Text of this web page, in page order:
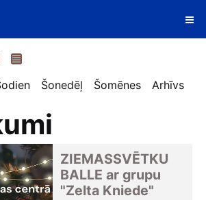
Šonedēļ Šomēnes Arhīvs
ZIEMASSVĒTKU
BALLE ar grupu
"Zelta Kniede"